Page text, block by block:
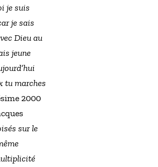
je suis
je sais
Dieu au
jeune
tu marches
2000
sur le